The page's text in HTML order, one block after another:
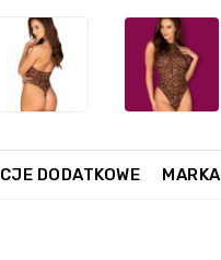
DODATKOWE MARKA